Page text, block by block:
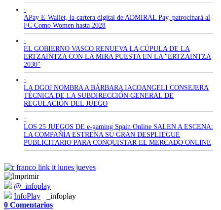
·
APay E-Wallet, la cartera digital de ADMIRAL Pay, patrocinará al
FC Como Women hasta 2028
·
EL GOBIERNO VASCO RENUEVA LA CÚPULA DE LA
ERTZAINTZA CON LA MIRA PUESTA EN LA "ERTZAINTZA
2030"
·
LA DGOJ NOMBRA A BÁRBARA IACOANGELI CONSEJERA
TÉCNICA DE LA SUBDIRECCIÓN GENERAL DE
REGULACIÓN DEL JUEGO
·
LOS 25 JUEGOS DE e-gaming Spain Online SALEN A ESCENA:
LA COMPAÑÍA ESTRENA SU GRAN DESPLIEGUE
PUBLICITARIO PARA CONQUISTAR EL MERCADO ONLINE
@_infoplay
InfoPlay _infoplay
0 Comentarios